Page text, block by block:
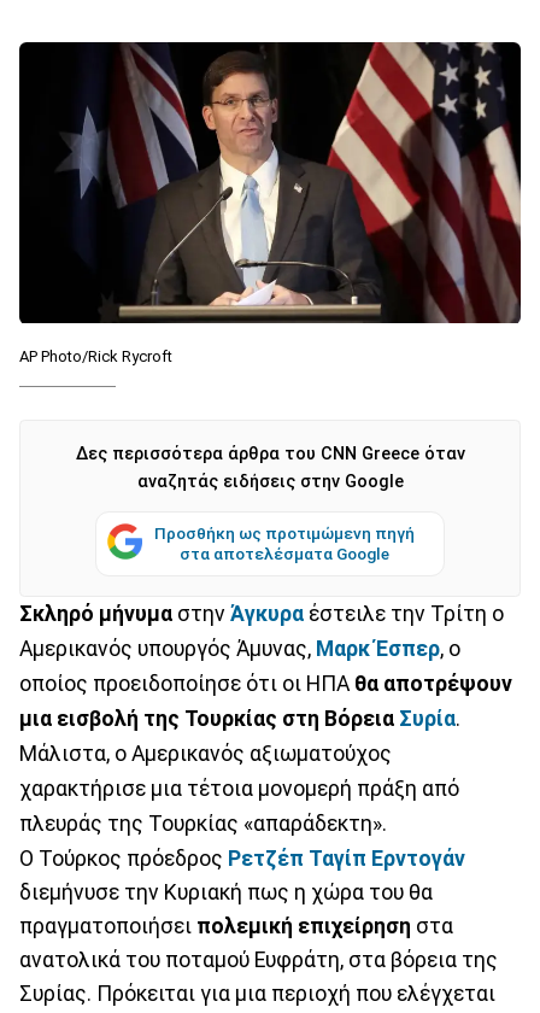
AP Photo/Rick Rycroft
Δες περισσότερα άρθρα του CNN Greece όταν
αναζητάς ειδήσεις στην Google
Προσθήκη ως προτιμώμενη πηγή
στα αποτελέσματα Google
Σκληρό μήνυμα στην Άγκυρα έστειλε την Τρίτη ο
Αμερικανός υπουργός Άμυνας, Μαρκ Έσπερ, ο
οποίος προειδοποίησε ότι οι ΗΠΑ θα αποτρέψουν
μια εισβολή της Τουρκίας στη Βόρεια Συρία.
Μάλιστα, ο Αμερικανός αξιωματούχος
χαρακτήρισε μια τέτοια μονομερή πράξη από
πλευράς της Τουρκίας «απαράδεκτη».
Ο Τούρκος πρόεδρος Ρετζέπ Ταγίπ Ερντογάν
διεμήνυσε την Κυριακή πως η χώρα του θα
πραγματοποιήσει πολεμική επιχείρηση στα
ανατολικά του ποταμού Ευφράτη, στα βόρεια της
Συρίας. Πρόκειται για μια περιοχή που ελέγχεται